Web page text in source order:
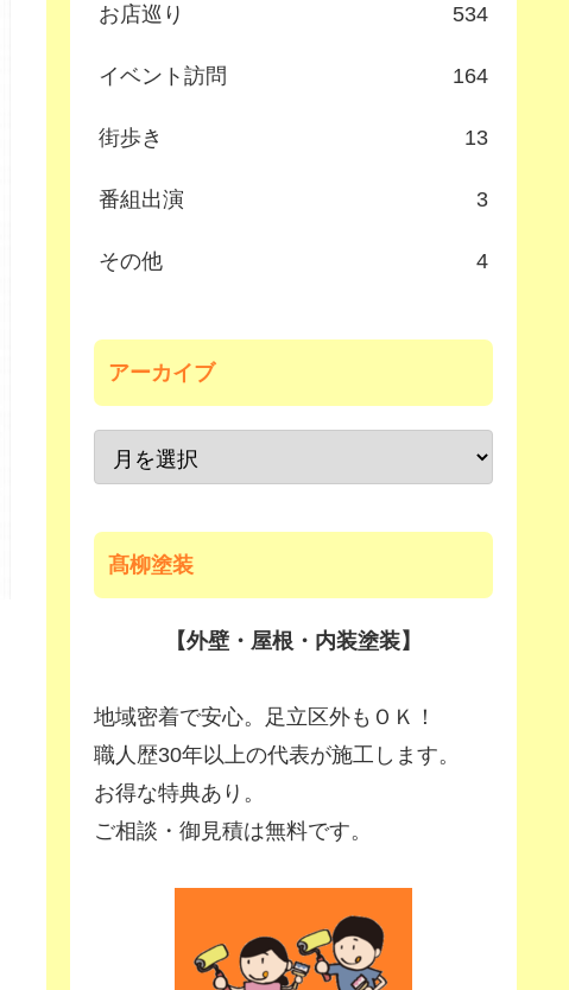
お店巡り 534
イベント訪問 164
街歩き 13
番組出演 3
その他 4
アーカイブ
髙柳塗装
【外壁・屋根・内装塗装】
地域密着で安心。足立区外もＯＫ！
職人歴30年以上の代表が施工します。
お得な特典あり。
ご相談・御見積は無料です。